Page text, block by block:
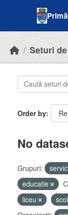
Seturi
Order by
No
Grupuri:
educatie
liceu